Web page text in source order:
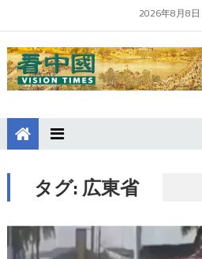
2026年8月8日
タグ:広東省